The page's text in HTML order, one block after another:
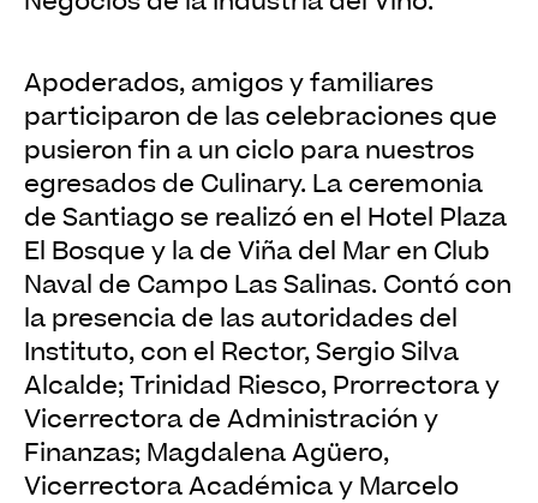
Apoderados, amigos y familiares
participaron de las celebraciones que
pusieron fin a un ciclo para nuestros
egresados de Culinary. La ceremonia
de Santiago se realizó en el Hotel Plaza
El Bosque y la de Viña del Mar en Club
Naval de Campo Las Salinas. Contó con
la presencia de las autoridades del
Instituto, con el Rector, Sergio Silva
Alcalde; Trinidad Riesco, Prorrectora y
Vicerrectora de Administración y
Finanzas; Magdalena Agüero,
Vicerrectora Académica y Marcelo